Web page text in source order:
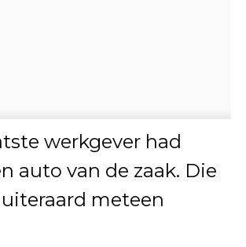
werkgever had
auto van de zaak. Die
meteen